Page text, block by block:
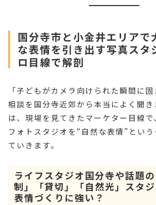
国分寺市と小金井エリアで
な表情を引き出す写真スタ
ロ目線で解剖
「子どもがカメラ向けられた瞬間に
相談を国分寺近郊から本当によく聞き
は、現場を見てきたマーケター目線
フォトスタジオを“自然な表情”とい
ていきます。
ライフスタジオ国分寺や話題
制」「貸切」「自然光」スタ
表情づくりに強い？